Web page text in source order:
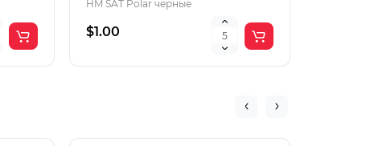
HM SAT Polar черные
$1.00